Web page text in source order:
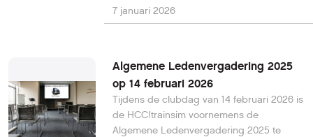
7 januari 2026
Algemene Ledenvergadering 2025
op 14 februari 2026
Tijdens de clubdag van 14 februari 2026 is
de HCC!trainsim voornemens de
Algemene Ledenvergadering 2025 te